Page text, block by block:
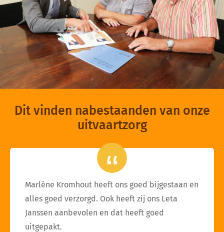
Dit vinden nabestaanden van onze
uitvaartzorg
Marlène Kromhout heeft ons goed bijgestaan en
alles goed verzorgd. Ook heeft zij ons Leta
Janssen aanbevolen en dat heeft goed
uitgepakt.